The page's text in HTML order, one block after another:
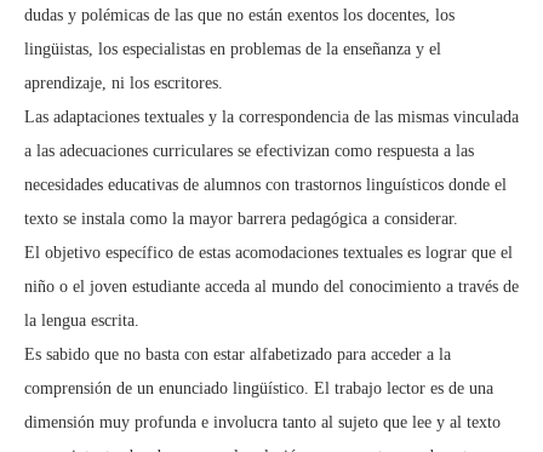
dudas y polémicas de las que no están exentos los docentes, los
lingüistas, los especialistas en problemas de la enseñanza y el
aprendizaje, ni los escritores.
Las adaptaciones textuales y la correspondencia de las mismas vinculada
a las adecuaciones curriculares se efectivizan como respuesta a las
necesidades educativas de alumnos con trastornos linguísticos donde el
texto se instala como la mayor barrera pedagógica a considerar.
El objetivo específico de estas acomodaciones textuales es lograr que el
niño o el joven estudiante acceda al mundo del conocimiento a través de
la lengua escrita.
Es sabido que no basta con estar alfabetizado para acceder a la
comprensión de un enunciado lingüístico. El trabajo lector es de una
dimensión muy profunda e involucra tanto al sujeto que lee y al texto